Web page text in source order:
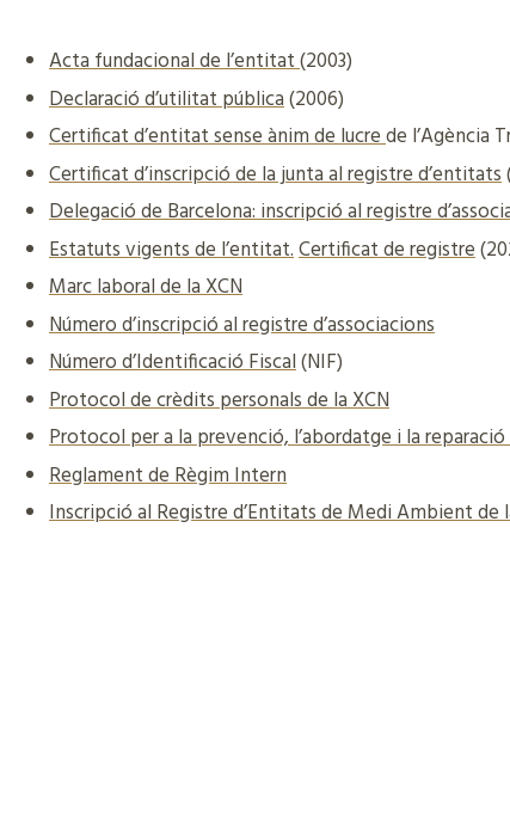
Acta fundacional de l’entitat(2003)
Declaració d’utilitat pública(2006)
Certificat d’entitat sense ànim de lucrede l’Agència
Certificat d’inscripció de la junta al registre d’entitats
Delegació de Barcelona: inscripció al registre
Estatuts vigents de l’entitat.Certificat de registre
Marc laboral de la XCN
Número d’inscripció al registre d’associacions
Número d’Identificació Fiscal(NIF)
Protocol de crèdits personals de la XCN
Protocol per a la prevenció, l’abordatge i la
Reglament de Règim Intern
Inscripció al Registre d’Entitats de Medi Ambient de